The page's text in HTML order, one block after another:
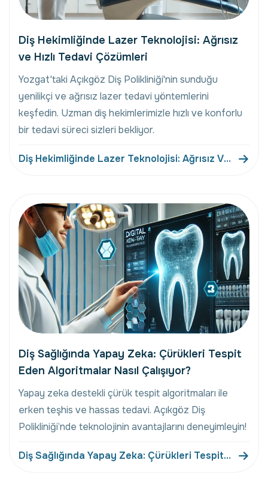
Diş Hekimliğinde Lazer Teknolojisi: Ağrısız
ve Hızlı Tedavi Çözümleri
Yozgat'taki Açıkgöz Diş Polikliniği'nin sunduğu
yenilikçi ve ağrısız lazer tedavi yöntemlerini
keşfedin. Uzman diş hekimlerimizle hızlı ve konforlu
bir tedavi süreci sizleri bekliyor.
Diş Hekimliğinde Lazer Teknolojisi: Ağrısız Ve
Diş Sağlığında Yapay Zeka: Çürükleri Tespit
Eden Algoritmalar Nasıl Çalışıyor?
Yapay zeka destekli çürük tespit algoritmaları ile
erken teşhis ve hassas tedavi. Açıkgöz Diş
Polikliniği’nde teknolojinin avantajlarını deneyimleyin!
Diş Sağlığında Yapay Zeka: Çürükleri Tespit